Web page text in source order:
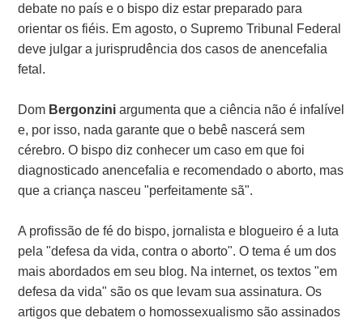
debate no país e o bispo diz estar preparado para
orientar os fiéis. Em agosto, o Supremo Tribunal Federal
deve julgar a jurisprudência dos casos de anencefalia
fetal.
Dom Bergonziniargumenta que a ciência não é infalível
e, por isso, nada garante que o bebê nascerá sem
cérebro. O bispo diz conhecer um caso em que foi
diagnosticado anencefalia e recomendado o aborto, mas
que a criança nasceu "perfeitamente sã".
A profissão de fé do bispo, jornalista e blogueiro é a luta
pela "defesa da vida, contra o aborto". O tema é um dos
mais abordados em seu blog. Na internet, os textos "em
defesa da vida" são os que levam sua assinatura. Os
artigos que debatem o homossexualismo são assinados